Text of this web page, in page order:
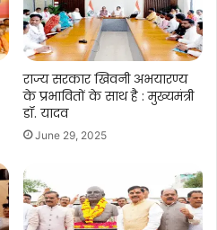
राज्य सरकार खिवनी अभयारण्य
के प्रभावितों के साथ है : मुख्यमंत्री
डॉ. यादव
June 29, 2025